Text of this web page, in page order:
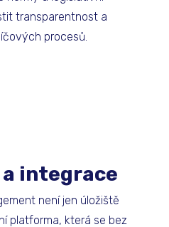
transparentnost a
procesů.
integrace
není jen úložiště
platforma, která se bez